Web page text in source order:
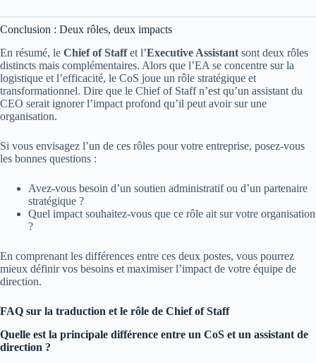
Conclusion : Deux rôles, deux impacts
En résumé, le Chief of Staffet l’Executive Assistant sont deux rôles
distincts mais complémentaires. Alors que l’EA se concentre sur la
logistique et l’efficacité, le CoS joue un rôle stratégique et
transformationnel. Dire que le Chief of Staff n’est qu’un assistant du
CEO serait ignorer l’impact profond qu’il peut avoir sur une
organisation.
Si vous envisagez l’un de ces rôles pour votre entreprise, posez-vous
les bonnes questions :
Avez-vous besoin d’un soutien administratif ou d’un partenaire
stratégique ?
Quel impact souhaitez-vous que ce rôle ait sur votre organisation
?
En comprenant les différences entre ces deux postes, vous pourrez
mieux définir vos besoins et maximiser l’impact de votre équipe de
direction.
FAQ sur la traduction et le rôle de Chief of Staff
Quelle est la principale différence entre un CoS et un assistant de
direction ?